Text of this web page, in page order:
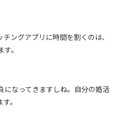
ングアプリに時間を割くのは、
。
になってきますしね。自分の婚活
。